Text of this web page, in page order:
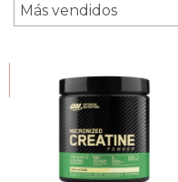
HASTA 10% OFF
COMPRANDO EN CANTIDAD